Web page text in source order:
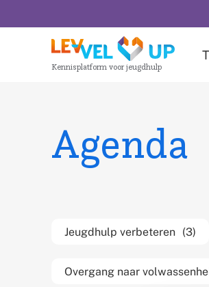
Kennisplatform voor jeugdhulp
Agenda
Filter op thema
Jeugdhulp verbeteren (3)
Overgang naar